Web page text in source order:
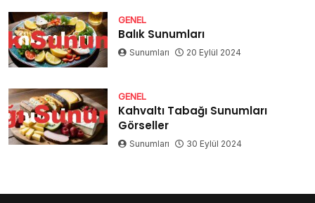
GENEL
Balık Sunumları
Sunumları 20 Eylül 2024
GENEL
Kahvaltı Tabağı Sunumları
Görseller
Sunumları 30 Eylül 2024